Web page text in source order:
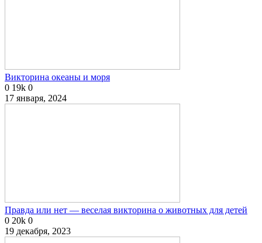
Викторина океаны и моря
0 19k 0
17 января, 2024
Правда или нет — веселая викторина о животных для детей
0 20k 0
19 декабря, 2023